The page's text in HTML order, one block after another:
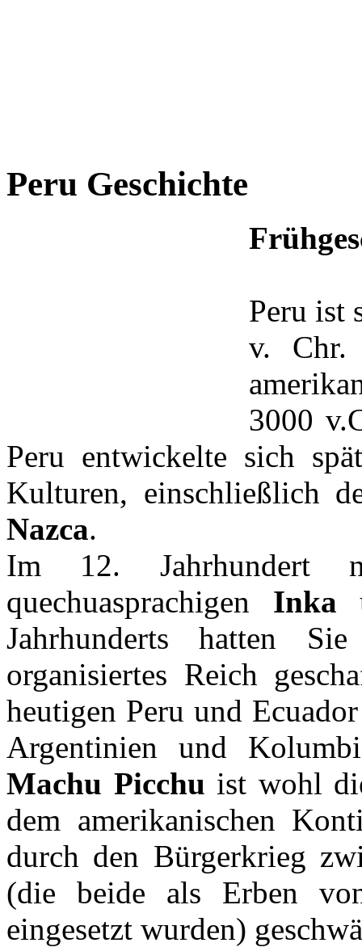
Peru Geschichte
Peru ist
v. Chr.
3000
Peru entwickelte sich
Kulturen, einschließlich
Nazca.
Im 12. Jahrhundert
quechuasprachigen Inka
Jahrhunderts hatten
organisiertes Reich
heutigen Peru und
Argentinien und
Machu Picchu ist wohl
dem amerikanischen
durch den Bürgerkrieg
(die beide als Erben
eingesetzt wurden)